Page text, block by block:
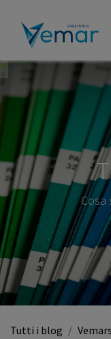
Cosa
Tutti i blog